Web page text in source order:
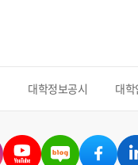
대학정보공시 대